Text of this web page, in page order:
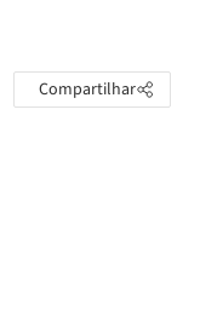
Compartilhar